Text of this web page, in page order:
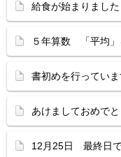
給食が始まりました
５年算数 「平均」
書初めを行っていま
あけましておめで
12月25日 最終日